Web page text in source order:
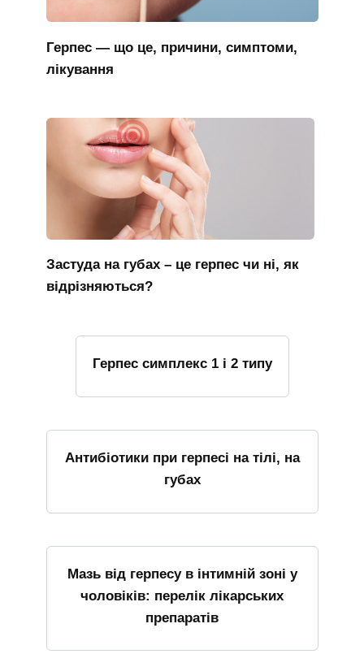
Герпес — що це, причини, симптоми,
лікування
Застуда на губах – це герпес чи ні, як
відрізняються?
Герпес симплекс 1 і 2 типу
Антибіотики при герпесі на тілі, на
губах
Мазь від герпесу в інтимній зоні у
чоловіків: перелік лікарських
препаратів